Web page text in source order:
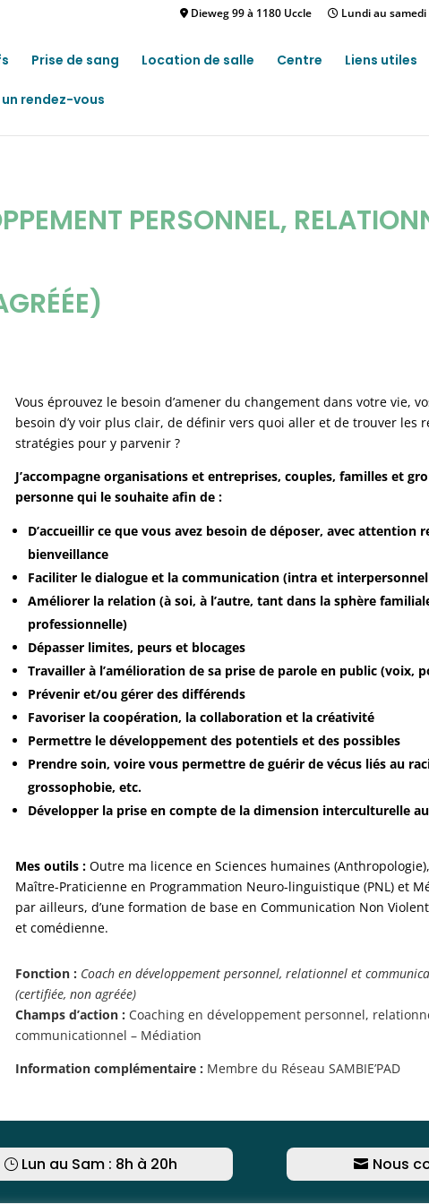
Dieweg 99 à 1180 Uccle Lundi au samedi
Prise de sang Location de salle Centre Liens utiles
rendez-vous
PERSONNEL,
Vous éprouvez le besoin d’amener du changement dans votre vie,
besoin d’y voir plus clair, de définir vers quoi aller et de trouver les
stratégies pour y parvenir ?
J’accompagne organisations et entreprises, couples, familles et
personne qui le souhaite afin de :
D’accueillir ce que vous avez besoin de déposer, avec attention
bienveillance
Faciliter le dialogue et la communication (intra et
Améliorer la relation (à soi, à l’autre, tant dans la sphère
professionnelle)
Dépasser limites, peurs et blocages
Travailler à l’amélioration de sa prise de parole en public (voix,
Prévenir et/ou gérer des différends
Favoriser la coopération, la collaboration et la créativité
Permettre le développement des potentiels et des possibles
Prendre soin, voire vous permettre de guérir de vécus liés au
grossophobie, etc.
Développer la prise en compte de la dimension interculturelle
Mes outils : Outre ma licence en Sciences humaines
Maître-Praticienne en Programmation Neuro-linguistique (PNL) et
par ailleurs, d’une formation de base en Communication Non
et comédienne.
Fonction : Coach en développement personnel, relationnel et
(certifiée, non agréée)
Champs d’action : Coaching en développement personnel,
communicationnel – Médiation
Information complémentaire : Membre du Réseau SAMBIE’PAD
Lun au Sam : 8h à 20h Nous